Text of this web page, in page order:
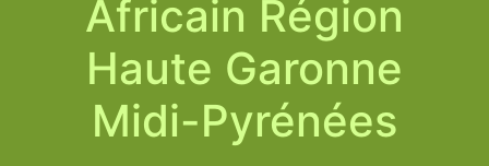
Africain Région
Haute Garonne
Midi-Pyrénées